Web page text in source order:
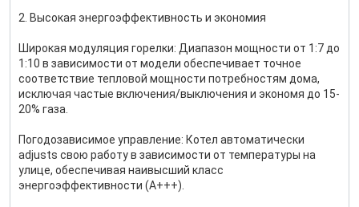
2. Высокая энергоэффективность и экономия
Широкая модуляция горелки: Диапазон мощности от 1:7 до
1:10 в зависимости от модели обеспечивает точное
соответствие тепловой мощности потребностям дома,
исключая частые включения/выключения и экономя до 15-
20% газа.
Погодозависимое управление: Котел автоматически
adjusts свою работу в зависимости от температуры на
улице, обеспечивая наивысший класс
энергоэффективности (A+++).